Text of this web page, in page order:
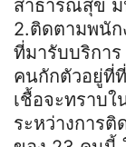
สาธารณสุข ม
2.ติดตามพนัก
ที่มารับบริกา
คนกักตัวอยู่ที่
เชื้อจะทราบ
ระหว่างการ